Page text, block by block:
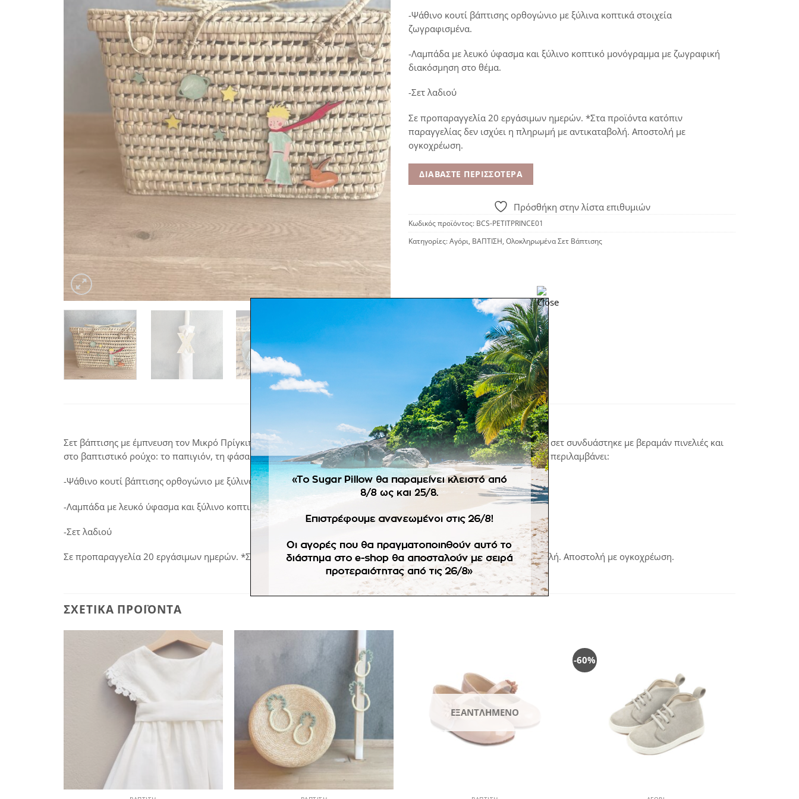
-Ψάθινο κουτί βάπτισης ορθογώνιο με ξύλινα κοπτικά στοιχεία
ζωγραφισμένα.
-Λαμπάδα με λευκό ύφασμα και ξύλινο κοπτικό μονόγραμμα με ζωγραφική
διακόσμηση στο θέμα.
-Σετ λαδιού
Σε προπαραγγελία 20 εργάσιμων ημερών. *Στα προϊόντα κατόπιν
παραγγελίας δεν ισχύει η πληρωμή με αντικαταβολή. Αποστολή με
ογκοχρέωση.
ΔΙΑΒΆΣΤΕ ΠΕΡΙΣΣΌΤΕΡΑ
Πρόσθήκη στην λίστα επιθυμιών
Κωδικός προϊόντος: BCS-PETITPRINCE01
Κατηγορίες:Αγόρι, ΒΑΠΤΙΣΗ, Ολοκληρωμένα Σετ Βάπτισης
ΠΕΡΙΓΡΑΦΉ
Σετ βάπτισης με έμπνευση τον Μικρό Πρίγκιπα. Το σετ διακοσμείται από ξύλινα στοιχεία ζωγραφισμένα στο χέρι. Το σετ συνδυάστηκε με βεραμάν πινελιές και
στο βαπτιστικό ρούχο: το παπιγιόν, τη φάσα του καπέλου και το βεραμάν μοκασίνι της εταιρείας Babywalker. Το σετ περιλαμβάνει:
-Ψάθινο κουτί βάπτισης ορθογώνιο με ξύλινα κοπτικά στοιχεία ζωγραφισμένα.
-Λαμπάδα με λευκό ύφασμα και ξύλινο κοπτικό μονόγραμμα με ζωγραφική διακόσμηση στο θέμα.
-Σετ λαδιού
Σε προπαραγγελία 20 εργάσιμων ημερών. *Στα προϊόντα κατόπιν παραγγελίας δεν ισχύει η πληρωμή με αντικαταβολή. Αποστολή με ογκοχρέωση.
ΣΧΕΤΙΚΆ ΠΡΟΪΌΝΤΑ
Πρόσθήκη
Πρόσθήκη
στην
λίστα
επιθυμιών
ΕΞΑΝΤΛΗΜΈΝΟ
-60%